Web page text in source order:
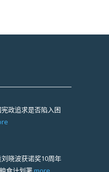
政追求是否陷入困
晓波获诺奖10周年